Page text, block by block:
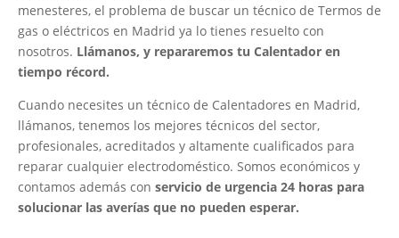
menesteres, el problema de buscar un técnico de Termos de
gas o eléctricos en Madrid ya lo tienes resuelto con
nosotros. Llámanos, y repararemos tu Calentador en
tiempo récord.
Cuando necesites un técnico de Calentadores en Madrid,
llámanos, tenemos los mejores técnicos del sector,
profesionales, acreditados y altamente cualificados para
reparar cualquier electrodoméstico. Somos económicos y
contamos además con servicio de urgencia 24 horas para
solucionar las averías que no pueden esperar.